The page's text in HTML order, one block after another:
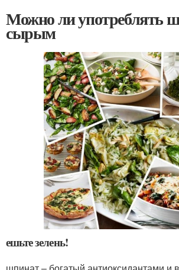
Можно ли употреблять
сырым
ешьте зелень!